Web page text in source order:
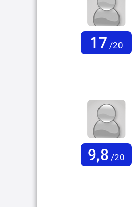
17 /20
9,8 /20